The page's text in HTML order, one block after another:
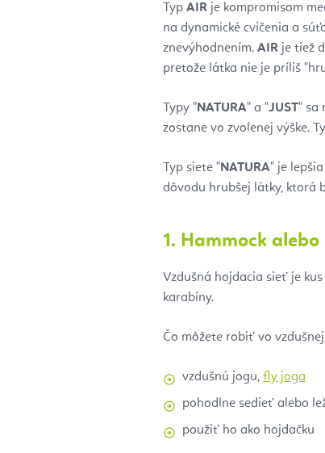
Typ AIR je kompromisom
na dynamické cvičenia a
znevýhodnením. AIR je tiež
pretože látka nie je príliš
Typy "NATURA" a "JUST" sa
zostane vo zvolenej výške.
Typ siete "NATURA" je
dôvodu hrubšej látky, ktorá
1. Hammock
Vzdušná hojdacia sieť je
karabíny.
Čo môžete robiť vo
vzdušnú jogu, fly joga
pohodlne sedieť alebo
použiť ho ako hojdačku